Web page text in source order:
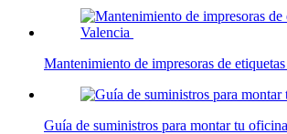
Mantenimiento de impresoras de
Guía de suministros para montar tu oficina